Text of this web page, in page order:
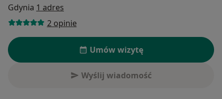
Gdynia 1 adres
2 opinie
Umów wizytę
Wyślij wiadomość